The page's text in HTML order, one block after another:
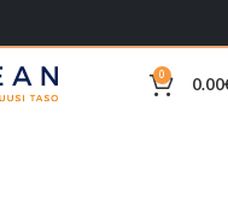
0 0.00